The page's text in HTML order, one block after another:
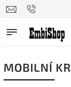
MOBILNÍ